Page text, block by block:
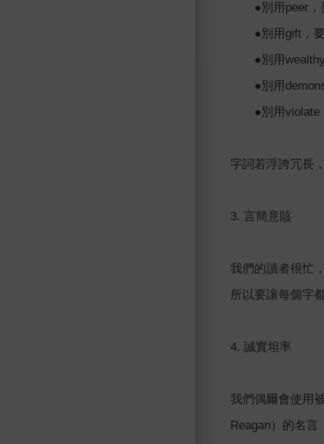
●別用peer，
●別用gift，要
●別用wealthy
●別用
●別用violate，
字詞若浮誇冗長
3. 言簡意賅
我們的讀者很忙
所以要讓每個字
4. 誠實坦率
我們偶爾會使用
Reagan）的名